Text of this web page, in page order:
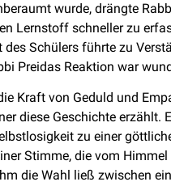
wurde, drängte
Lernstoff schneller zu
des Schülers führte zu
Preidas Reaktion war
Kraft von Geduld und
diese Geschichte erzählt.
zu einer
Stimme, die vom
die Wahl ließ zwischen